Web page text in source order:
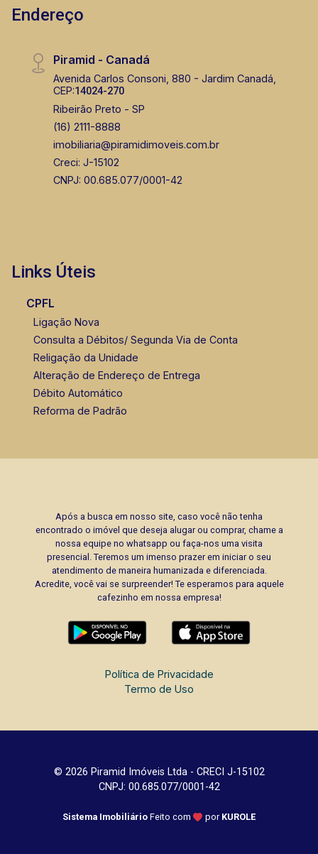
Endereço
Piramid - Canadá
Avenida Carlos Consoni, 880 - Jardim Canadá,
CEP:14024-270
Ribeirão Preto - SP
(16) 2111-8888
imobiliaria@piramidimoveis.com.br
Creci: J-15102
CNPJ: 00.685.077/0001-42
Links Úteis
CPFL
Ligação Nova
Consulta a Débitos/ Segunda Via de Conta
Religação da Unidade
Alteração de Endereço de Entrega
Débito Automático
Reforma de Padrão
Após a busca em nosso site, caso você não tenha
encontrado o imóvel que deseja alugar ou comprar, chame a
nossa equipe no whatsapp ou faça-nos uma visita
presencial. Teremos um imenso prazer em iniciar o seu
atendimento de maneira humanizada e diferenciada.
Acredite, você vai se surpreender! Te esperamos para aquele
cafezinho em nossa empresa!
Política de Privacidade
Termo de Uso
© 2026 Piramid Imóveis Ltda - CRECI J-15102
CNPJ: 00.685.077/0001-42
Sistema Imobiliário Feito com por KUROLE